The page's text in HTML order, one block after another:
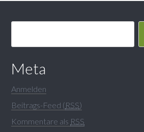
Meta
Anmelden
Beitrags-Feed (RSS)
Kommentare als RSS